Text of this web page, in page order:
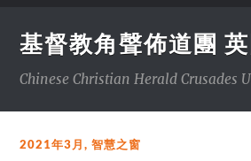
基督教角聲佈道團
Chinese Christian Herald Crusades
2021年3月,智慧之窗